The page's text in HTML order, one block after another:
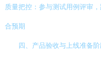
质量把控：参与测试用例评审
合预期
四、产品验收与上线准备